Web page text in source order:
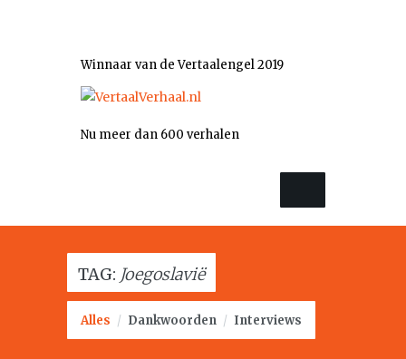
Winnaar van de Vertaalengel 2019
Nu meer dan 600 verhalen
TAG: Joegoslavië
Alles / Dankwoorden / Interviews